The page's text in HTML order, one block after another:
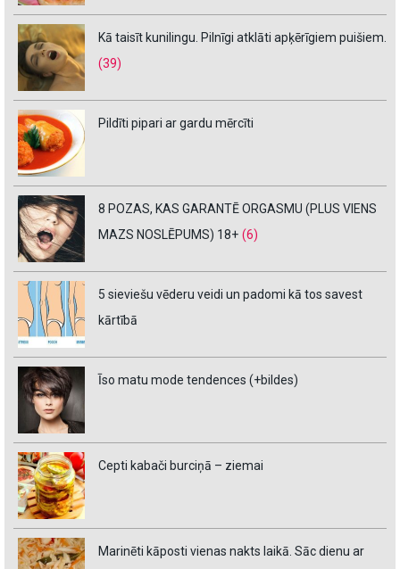
Kā taisīt kunilingu. Pilnīgi atklāti apķērīgiem puišiem.
(39)
Pildīti pipari ar gardu mērcīti
8 POZAS, KAS GARANTĒ ORGASMU (PLUS VIENS
MAZS NOSLĒPUMS) 18+ (6)
5 sieviešu vēderu veidi un padomi kā tos savest
kārtībā
Īso matu mode tendences (+bildes)
Cepti kabači burciņā – ziemai
Marinēti kāposti vienas nakts laikā. Sāc dienu ar